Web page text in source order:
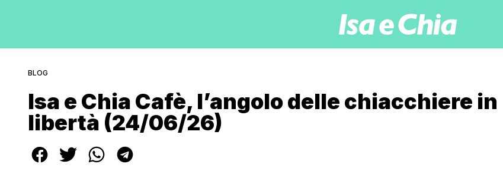
BLOG
Isa e Chia Cafè, l’angolo delle chiacchiere in
libertà (24/06/26)